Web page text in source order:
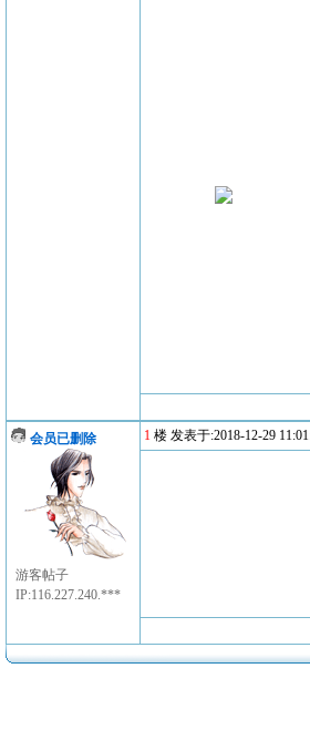
会员已删除
游客帖子
IP:116.227.240.***
1 楼 发表于:2018-12-29